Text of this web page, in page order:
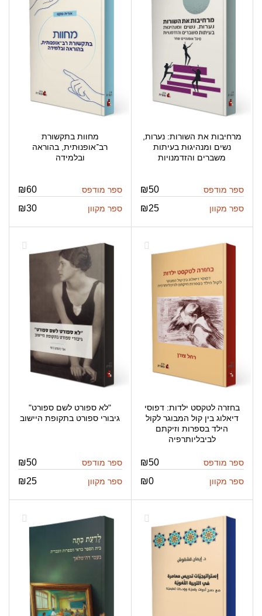
מרחיבות את השורות: נערות,
נשים ומנהיגוּת בעיתות
משברים והזדמנויות
ספר מודפס ₪50
ספר מקוון ₪25
מחוות בתקשורת
רב־אופנוּתית, בהוראה
ובלמידה
ספר מודפס ₪60
ספר מקוון ₪30
בחזרה לטקסט ילדות: דפוסי
דיאלוג בין קול המבוגר לקול
הילד בספרות וזיקתם
לביבליותרפיה
ספר מודפס ₪50
ספר מקוון ₪0
"לא ספורט לשם ספורט"
גיבורי ספורט בתקופת היישוב
ספר מודפס ₪50
ספר מקוון ₪25